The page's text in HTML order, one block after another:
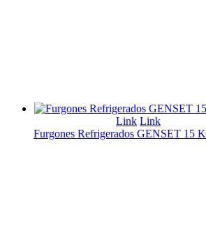
Link Link
Furgones Refrigerados GENSET 15